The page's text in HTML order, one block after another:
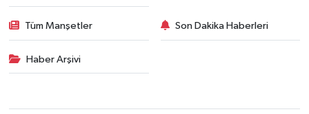
Tüm Manşetler Son Dakika Haberleri
Haber Arşivi